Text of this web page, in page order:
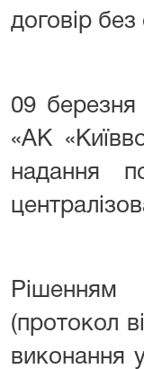
договір
09
«АК
надання
(протокол
виконання